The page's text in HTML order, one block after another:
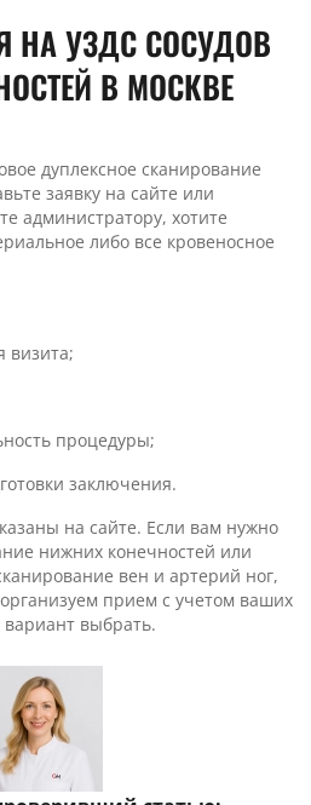
НА УЗДС СОСУДОВ
В МОСКВЕ
дуплексное сканирование
заявку на сайте или
администратору, хотите
либо все кровеносное
визита;
процедуры;
заключения.
на сайте. Если вам нужно
нижних конечностей или
вен и артерий ног,
прием с учетом ваших
выбрать.